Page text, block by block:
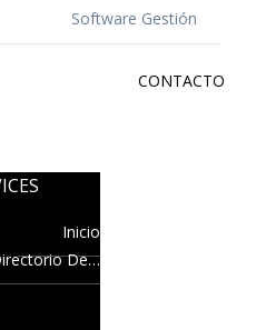
Software Gestión
CONTACTO
Inicio
De…